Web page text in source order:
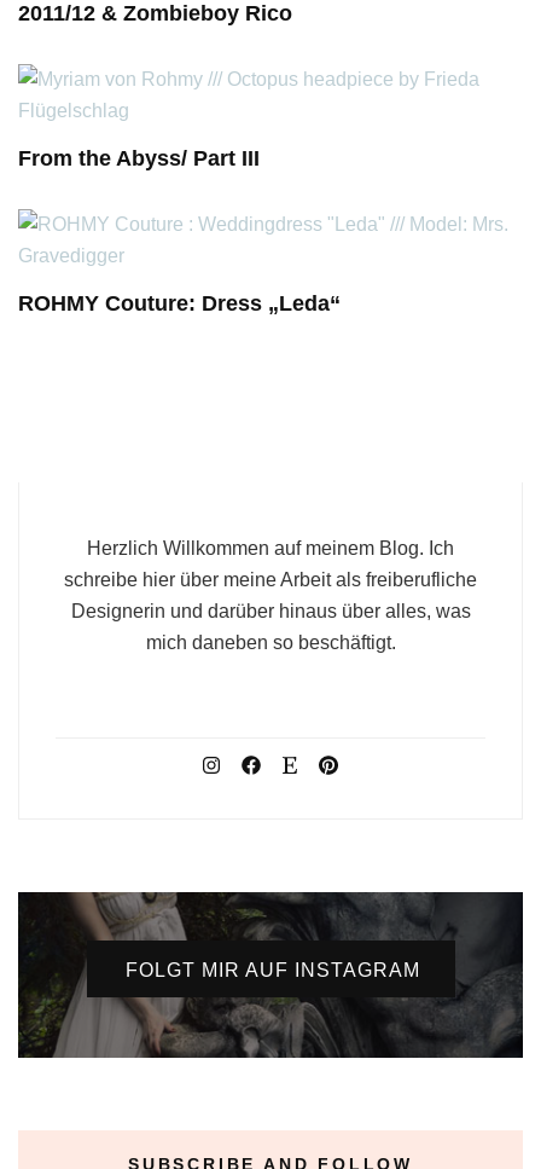
2011/12 & Zombieboy Rico
From the Abyss/ Part III
ROHMY Couture: Dress „Leda“
Herzlich Willkommen auf meinem Blog. Ich
schreibe hier über meine Arbeit als freiberufliche
Designerin und darüber hinaus über alles, was
mich daneben so beschäftigt.
FOLGT MIR AUF INSTAGRAM
SUBSCRIBE AND FOLLOW